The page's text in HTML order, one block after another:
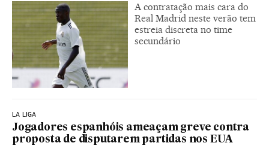
A contratação mais cara do
Real Madrid neste verão tem
estreia discreta no time
secundário
LA LIGA
Jogadores espanhóis ameaçam greve contra
proposta de disputarem partidas nos EUA